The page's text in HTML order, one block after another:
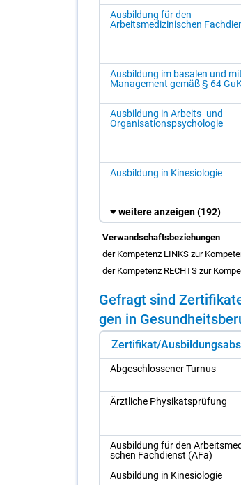
Ausbildung für den
Arbeitsmedizinischen
Ausbildung im basalen und
Management gemäß § 64
Ausbildung in Arbeits- und
Organisationspsychologie
Ausbildung in Kinesiologie
weitere anzeigen(192)
Verwandschaftsbeziehungen
der Kompetenz LINKS zur
der Kompetenz RECHTS zur
Ge­fragt sind
gen in
Zertifikat/
Ab­ge­schlos­se­ner Tur­nus
Ärzt­li­che Phy­si­kats­prü­fung
Aus­bil­dung für den
schen Fach­dienst (AFa)
Aus­bil­dung in Ki­ne­sio­lo­gie